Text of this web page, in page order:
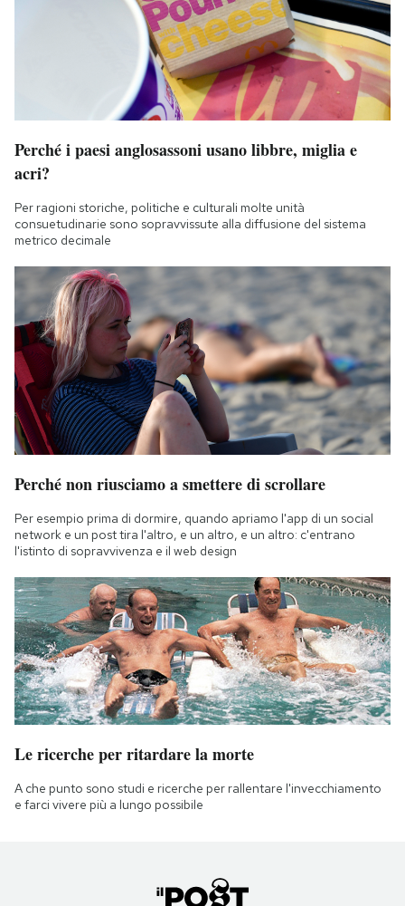
Perché i paesi anglosassoni usano libbre, miglia e
acri?
Per ragioni storiche, politiche e culturali molte unità
consuetudinarie sono sopravvissute alla diffusione del sistema
metrico decimale
Perché non riusciamo a smettere di scrollare
Per esempio prima di dormire, quando apriamo l'app di un social
network e un post tira l'altro, e un altro, e un altro: c'entrano
l'istinto di sopravvivenza e il web design
Le ricerche per ritardare la morte
A che punto sono studi e ricerche per rallentare l'invecchiamento
e farci vivere più a lungo possibile